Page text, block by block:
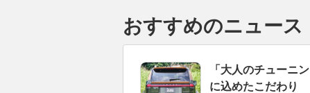
おすすめのニュース
「大人のチューニ
に込めたこだわり